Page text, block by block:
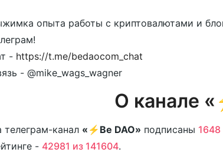
опыта работы с криптовалютами и
- https://t.me/bedaocom_chat
- @mike_wags_wagner
О канале
телеграм-канал «⚡️Be DAO» подписаны 1648
- 42981 из 141604.